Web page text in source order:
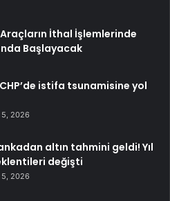
İthal İşlemlerinde
Başlayacak
istifa tsunamisine yol
2026
altın tahmini geldi! Yıl
değişti
2026